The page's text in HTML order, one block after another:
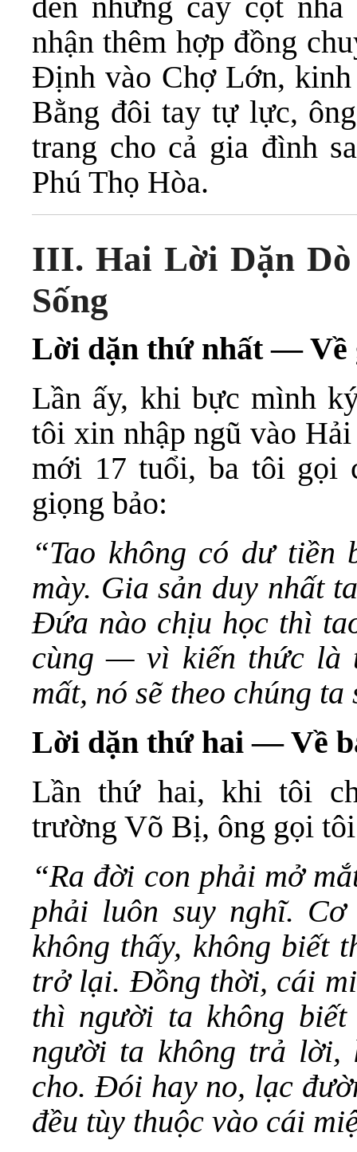
nhận thêm hợp đồng
Định vào Chợ Lớn, kinh
Bằng đôi tay tự lực,
trang cho cả gia đình
Phú Thọ Hòa.
III. Hai Lời Dặn
Sống
Lời dặn thứ nhất —
Lần ấy, khi bực mình
tôi xin nhập ngũ vào
mới 17 tuổi, ba tôi gọi
giọng bảo:
“Tao không có dư
mày. Gia sản duy nhất
Đứa nào chịu học thì
cùng — vì kiến thức là
mất, nó sẽ theo chúng
Lời dặn thứ hai — Về
Lần thứ hai, khi tôi
trường Võ Bị, ông gọi
“Ra đời con phải mở
phải luôn suy nghĩ.
không thấy, không biết
trở lại. Đồng thời, cái
thì người ta không
người ta không trả lời,
cho. Đói hay no, lạc
đều tùy thuộc vào cái